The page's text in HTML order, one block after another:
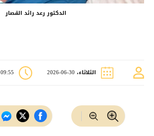
الدكتور رعد رائد القصار
الثلاثاء، 30-06-2026 09:55 ص